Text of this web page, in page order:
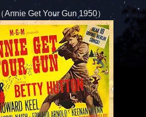
（Annie Get Your Gun 1950）